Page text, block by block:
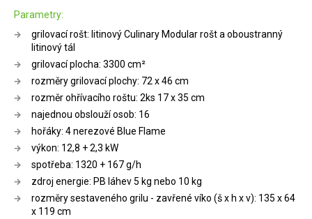
Parametry:
grilovací rošt: litinový Culinary Modular rošt a oboustranný
litinový tál
grilovací plocha: 3300 cm²
rozměry grilovací plochy: 72 x 46 cm
rozměr ohřívacího roštu: 2ks 17 x 35 cm
najednou obslouží osob: 16
hořáky: 4 nerezové Blue Flame
výkon: 12,8 + 2,3 kW
spotřeba: 1320 + 167 g/h
zdroj energie: PB láhev 5 kg nebo 10 kg
rozměry sestaveného grilu - zavřené víko (š x h x v): 135 x 64
x 119 cm